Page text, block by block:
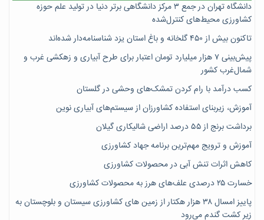
دانشگاه تهران در جمع ۳ مرکز دانشگاهی برتر دنیا در تولید علم حوزه
کشاورزی محیط‌های کنترل‌شده
تاکنون بیش از ۴۵۰ گلخانه و باغ استان یزد شناسنامه‌دار شده‌اند
پیش‌بینی ۷‌ هزار میلیارد تومان اعتبار برای طرح آبیاری و زهکشی غرب و
شمال‌غرب کشور
کسب درآمد با رام کردن تمشک‌های وحشی در گلستان
آموزش، زیربنای استفاده کشاورزان از سیستم‌های آبیاری نوین
برداشت برنج از ۵۵ درصد اراضی شالیکاری گیلان
آموزش و ترویج مهم‌ترین برنامه جهاد کشاورزی
کاهش اثرات تنش آبی در محصولات کشاورزی
خسارت ۲۵ درصدی علف‌های هرز به محصولات کشاورزی
پاییز امسال ۳۸ هزار هکتار از زمین های کشاورزی سیستان و بلوچستان به
زیر کشت گندم می‌رود